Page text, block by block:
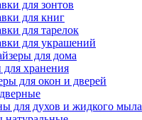
для зонтов
для книг
для тарелок
для украшений
для дома
хранения
для окон и дверей
для духов и жидкого мыла